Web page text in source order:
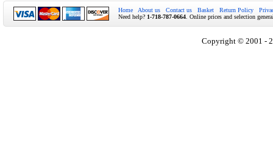
Home About us Contact us Basket Return Policy
Need help? 1-718-787-0664 . Online prices and selection
Copyright © 2001 -